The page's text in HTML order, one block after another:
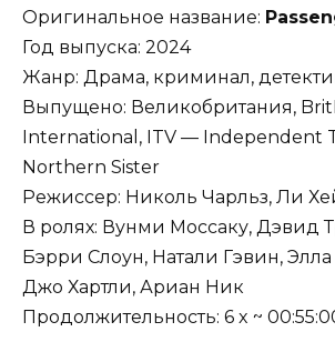
Оригинальное название:
Год выпуска: 2024
Жанр: Драма, криминал,
Выпущено: Великобритания,
International, ITV — Independent
Northern Sister
Режиссер: Николь Чарльз, Ли
В ролях: Вунми Моссаку, Дэвид
Бэрри Слоун, Натали Гэвин,
Джо Хартли, Ариан Ник
Продолжительность: 6 x ~